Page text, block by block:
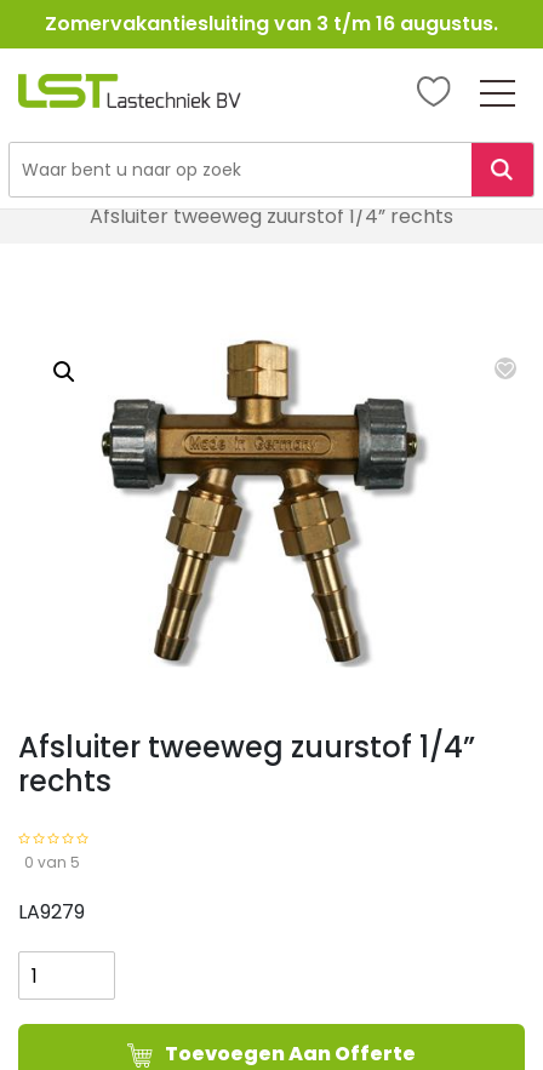
Ga
naar
Zomervakantiesluiting van 3 t/m 16 augustus.
LST
Lasbenodigheden
Afsluiter tweeweg zuurstof 1/4” rechts
Afsluiter tweeweg zuurstof 1/4”
rechts
0 van 5
LA9279
tweeweg
zuurstof
1/4''
Toevoegen Aan Offerte